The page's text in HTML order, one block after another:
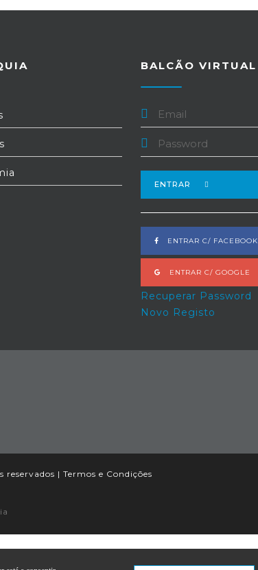
BALCÃO VIRTUAL
ENTRAR
ENTRAR C/ FACEBOOK
ENTRAR C/ GOOGLE
Recuperar Password
Novo Registo
reservados | Termos e Condições